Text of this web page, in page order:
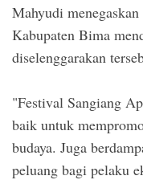
Mahyudi
Kabupaten Bima
diselenggarakan
"Festival Sangiang
baik untuk
budaya. Juga
peluang bagi pelaku